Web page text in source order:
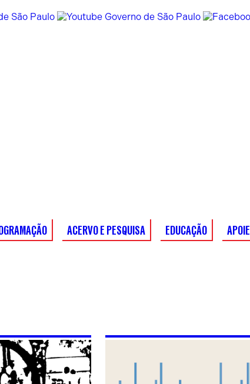
ACERVO E PESQUISA EDUCAÇÃO APOIE